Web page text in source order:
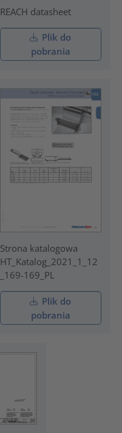
REACH datasheet
Plik do
pobrania
Strona katalogowa
HT_Katalog_2021_1_12
_169-169_PL
Plik do
pobrania